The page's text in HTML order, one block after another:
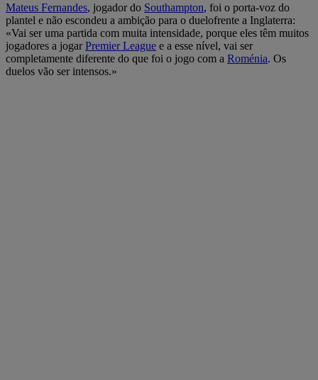
Mateus Fernandes, jogador do Southampton, foi o porta-voz do
plantel e não escondeu a ambição para o duelofrente a Inglaterra:
«Vai ser uma partida com muita intensidade, porque eles têm muitos
jogadores a jogarPremier League e a esse nível, vai ser
completamente diferente do que foi o jogo com a Roménia. Os
duelos vão ser intensos.»